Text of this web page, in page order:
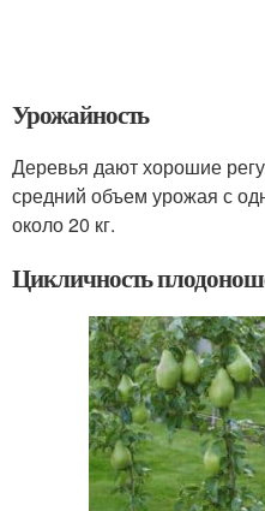
Урожайность
Деревья дают хорошие
средний объем урожая с
около 20 кг.
Цикличность